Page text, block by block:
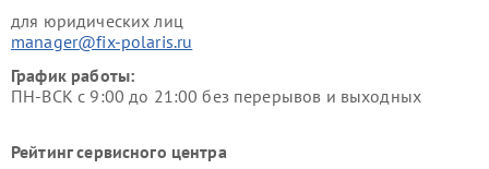
для юридических лиц
manager@fix-polaris.ru
График работы:
ПН-ВСК с 9:00 до 21:00 без перерывов и выходных
Рейтинг сервисного центра